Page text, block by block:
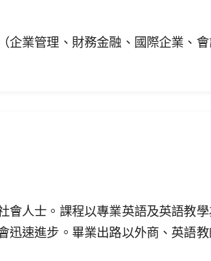
企業管理、財務金融、國際企業、
會人士。課程以專業英語及英語教
速進步。畢業出路以外商、英語教